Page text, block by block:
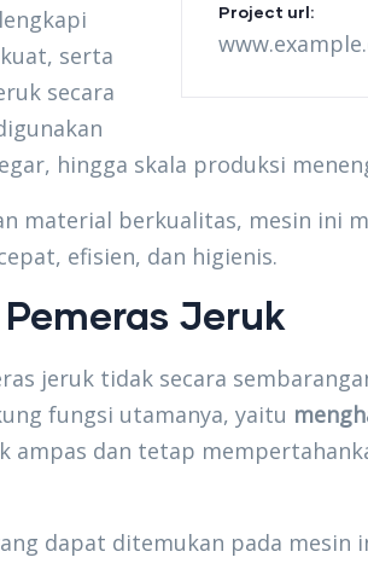
Project url:
serta
secara
hingga skala produksi
material berkualitas, mesin ini
efisien, dan higienis.
Jeruk
jeruk tidak secara
fungsi utamanya, yaitu
ampas dan tetap
dapat ditemukan pada mesin